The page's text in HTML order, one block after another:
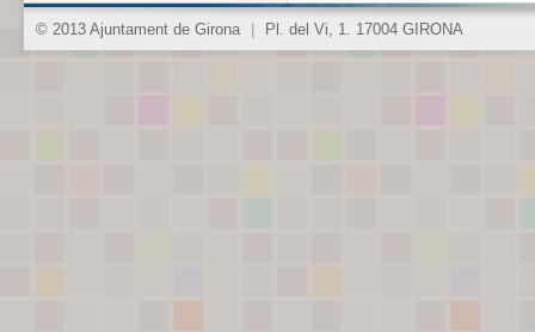
© 2013 Ajuntament de Girona Pl. del Vi, 1. 17004 GIRONA